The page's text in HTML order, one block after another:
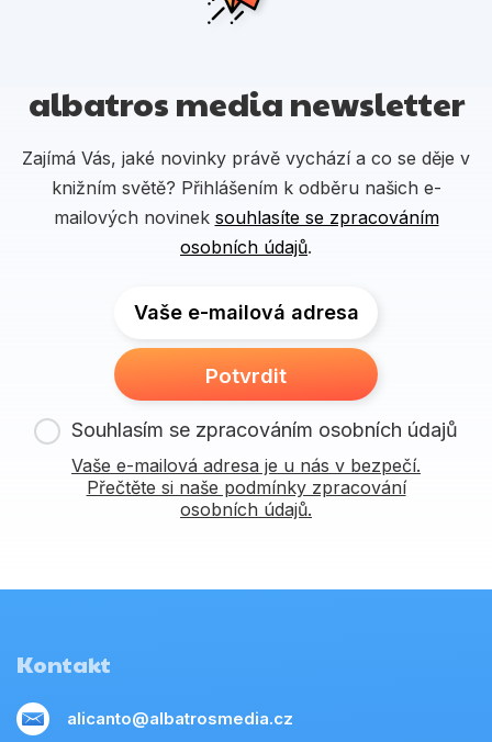
albatros media newsletter
Zajímá Vás, jaké novinky právě vychází a co se děje v
knižním světě? Přihlášením k odběru našich e-
mailových novinek souhlasíte se zpracováním
osobních údajů.
Vaše e-mailová adresa
Potvrdit
Souhlasím se zpracováním osobních údajů
Vaše e-mailová adresa je u nás v bezpečí.
Přečtěte si naše podmínky zpracování
osobních údajů.
Kontakt
alicanto@albatrosmedia.cz